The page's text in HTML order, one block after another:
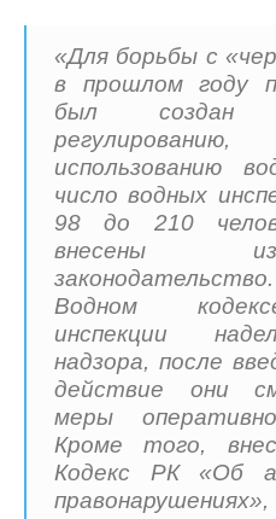
«Для борьбы с
в прошлом году
был создан
использованию
число водных
98 до 210
внесены
Водном
инспекции
надзора, после
действие они
меры
Кроме того,
Кодекс РК «Об